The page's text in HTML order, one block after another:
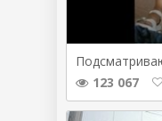
123 067